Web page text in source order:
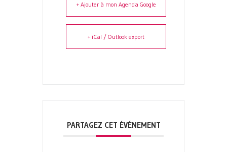
+ Ajouter à mon Agenda Google
+ iCal / Outlook export
PARTAGEZ CET ÉVÉNEMENT